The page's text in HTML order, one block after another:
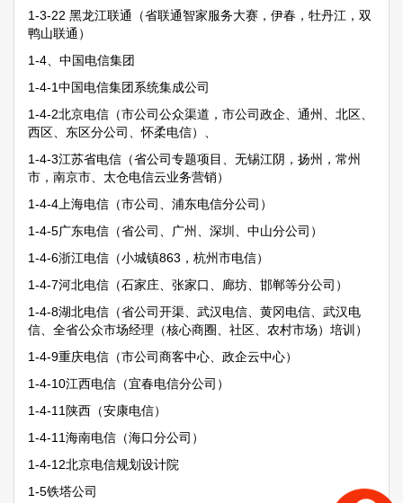
1-3-22 黑龙江联通（省联通智家服务大赛，伊春，牡丹江，双
鸭山联通）
1-4、中国电信集团
1-4-1中国电信集团系统集成公司
1-4-2北京电信（市公司公众渠道，市公司政企、通州、北区、
西区、东区分公司、怀柔电信）、
1-4-3江苏省电信（省公司专题项目、无锡江阴，扬州，常州
市，南京市、太仓电信云业务营销）
1-4-4上海电信（市公司、浦东电信分公司）
1-4-5广东电信（省公司、广州、深圳、中山分公司）
1-4-6浙江电信（小城镇863，杭州市电信）
1-4-7河北电信（石家庄、张家口、廊坊、邯郸等分公司）
1-4-8湖北电信（省公司开渠、武汉电信、黄冈电信、武汉电
信、全省公众市场经理（核心商圈、社区、农村市场）培训）
1-4-9重庆电信（市公司商客中心、政企云中心）
1-4-10江西电信（宜春电信分公司）
1-4-11陕西（安康电信）
1-4-11海南电信（海口分公司）
1-4-12北京电信规划设计院
1-5铁塔公司